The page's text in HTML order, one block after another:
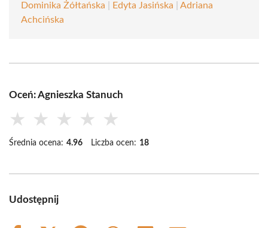
Dominika Żółtańska
Edyta Jasińska
Adriana
Achcińska
Oceń: Agnieszka Stanuch
★ ★ ★ ★ ★
Średnia ocena: 4.96 Liczba ocen: 18
Udostępnij